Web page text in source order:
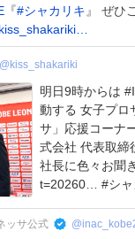
『#シャカリキ 』 ぜひ
@kiss_shakariki
明日9時からは #INAC
動する 女子プロ
サ」応援コーナー🦁 アイナックフットボール
式会社 代表取締役社長の阿部浩之さんが生出演🎉 阿部
社長に色々お聞きします👂
t=20260…
ッサ公式 @